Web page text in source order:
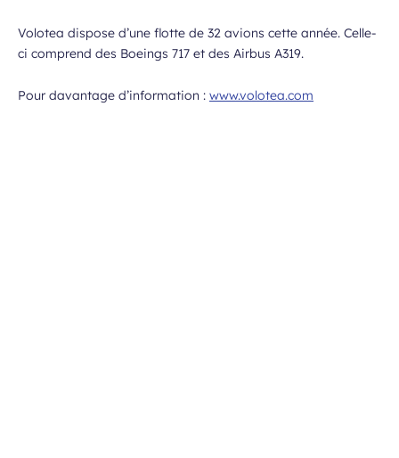
Volotea dispose d’une flotte de 32 avions cette année. Celle-
ci comprend des Boeings 717 et des Airbus A319.
Pour davantage d’information : www.volotea.com